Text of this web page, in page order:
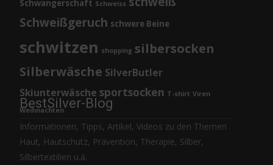
Schwangerschaft Schweiss
Schweißgeruch schwere Beine
schwitzen shopping silbersocken
Silberwäsche SilverButler
Skiunterwäsche sportsocken T-shirt Viren
Weihnachten
BestSilver-Blog
Informationen, Tipps, Artikel, Videos zu den Themen
Haut, Hautschutz, Prävention, Therapie, Silber,
Silbertextilien u.ä.